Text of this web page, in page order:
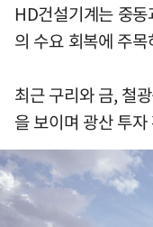
HD건설기계는 중
의 수요 회복에 주목
최근 구리와 금, 철
을 보이며 광산 투